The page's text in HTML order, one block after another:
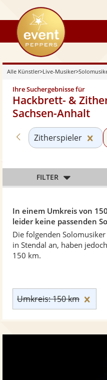
eventpeppers
Alle Künstler>Live-Musiker>
Ihre Suchergebnisse für
Hackbrett- &
Sachsen-Anhalt
In einem Umkreis von
leider keine passenden
Die folgenden
in Stendal an, haben
150 km.
Zurück zu
Zitherspieler
Umkreis: 150 km
FILTER